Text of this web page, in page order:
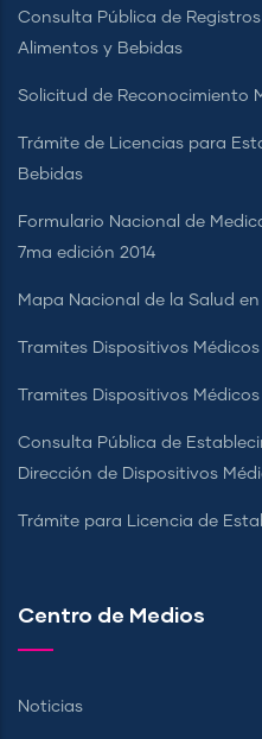
Consulta Pública de
Alimentos y Bebidas
Solicitud de Reconocimiento
Trámite de Licencias para
Bebidas
Formulario Nacional de
7ma edición 2014
Mapa Nacional de la Salud
Tramites Dispositivos Médicos
Tramites Dispositivos
Consulta Pública de
Dirección de Dispositivos
Trámite para Licencia de
Centro de Medios
Noticias